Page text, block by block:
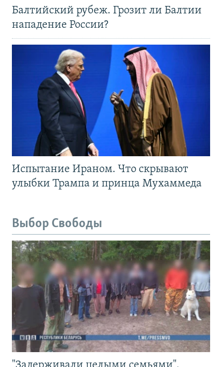
Балтийский рубеж. Грозит ли Балтии
нападение России?
Испытание Ираном. Что скрывают
улыбки Трампа и принца Мухаммеда
Выбор Свободы